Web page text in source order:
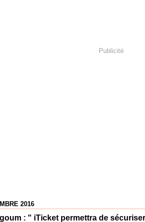
Publicité
2016
: " iTicket permettra de